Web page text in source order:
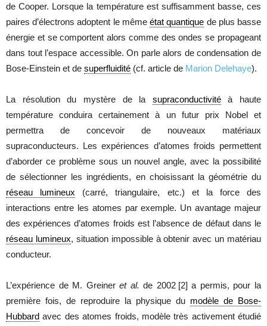
de Cooper. Lorsque la température est suffisamment basse, ces
paires d’électrons adoptent le mêmeétat quantique de plus basse
énergie et se comportent alors comme des ondes se propageant
dans tout l’espace accessible. On parle alors de condensation de
Bose-Einstein et de superfluidité (cf. article de Marion Delehaye).
La résolution du mystère de la supraconductivitéà haute
température conduira certainement à un futur prix Nobel et
permettra de concevoir de nouveaux matériaux
supraconducteurs. Les expériences d’atomes froids permettent
d’aborder ce problème sous un nouvel angle, avec la possibilité
de sélectionner les ingrédients, en choisissant la géométrie du
réseau lumineux (carré, triangulaire, etc.) et la force des
interactions entre les atomes par exemple. Un avantage majeur
des expériences d’atomes froids est l’absence de défaut dans le
réseau lumineux, situation impossible à obtenir avec un matériau
conducteur.
L’expérience de M. Greineret al. de 2002[2] a permis, pour la
première fois, de reproduire la physique du modèle de Bose-
Hubbard avec des atomes froids, modèle très activement étudié